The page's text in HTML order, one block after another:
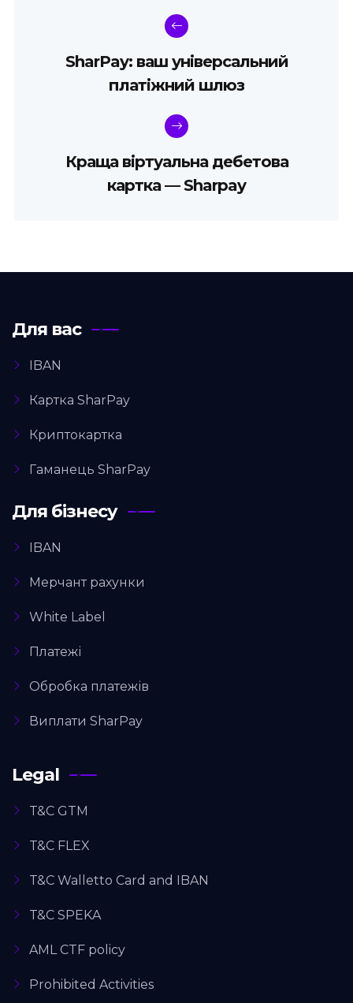
SharPay: ваш універсальний
платіжний шлюз
Краща віртуальна дебетова
картка — Sharpay
Для вас
IBAN
Картка SharPay
Криптокартка
Гаманець SharPay
Для бізнесу
IBAN
Мерчант рахунки
White Label
Платежі
Обробка платежів
Виплати SharPay
Legal
T&C GTM
T&C FLEX
T&C Walletto Card and IBAN
T&C SPEKA
AML CTF policy
Prohibited Activities